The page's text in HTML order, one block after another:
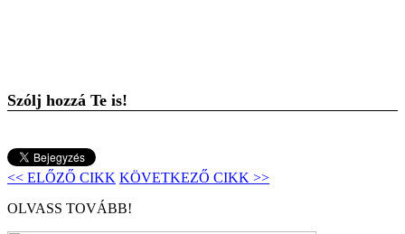
Szólj hozzá Te is!
<< ELŐZŐ CIKK KÖVETKEZŐ CIKK >>
OLVASS TOVÁBB!